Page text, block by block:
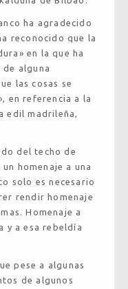
ha agradecido
reconocido que la
en la que ha
alguna
las cosas se
en referencia a la
edil madrileña,
del techo de
homenaje a una
solo es necesario
rendir homenaje
Homenaje a
y a esa rebeldía
pese a algunas
de algunos